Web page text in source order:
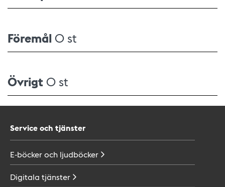
Föremål 0 st
Övrigt 0 st
Service och tjänster
E-böcker och ljudböcker
Digitala tjänster